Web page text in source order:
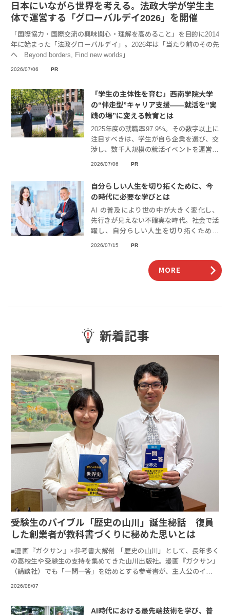
日本にいながら世界を考える。法政大学が学生主
体で運営する「グローバルデイ2026」を開催
「国際協力・国際交流の興味関心・理解を高めること」を目的に2014
年に始まった「法政グローバルデイ」。2026年は「当たり前のその先
へ Beyond borders, Find new worlds」
2026/07/06 PR
「学生の主体性を育む」西南学院大学
の“伴走型”キャリア支援——就活を“実
践の場”に変える教育とは
2025年度の就職率97.9％。その数字以上に
注目すべきは、学生が自ら企業を選び、交
渉し、数千人規模の就活イベントを運営し
2026/07/06 PR
自分らしい人生を切り拓くために、今
の時代に必要な学びとは
AI の普及により世の中が大きく変化し、
先行きが見えない不確実な時代。社会で活
躍し、自分らしい人生を切り拓くために
2026/07/15 PR
MORE
新着記事
受験生のバイブル「歴史の山川」誕生秘話 復員
した創業者が教科書づくりに秘めた思いとは
■漫画『ガクサン』×参考書大解剖 「歴史の山川」として、長年多く
の高校生や受験生の支持を集めてきた山川出版社。漫画『ガクサン』
（講談社）でも「一問一答」を始めとする参考書が、主人公のイチオ
2026/08/07
AI時代における最先端技術を学び、普